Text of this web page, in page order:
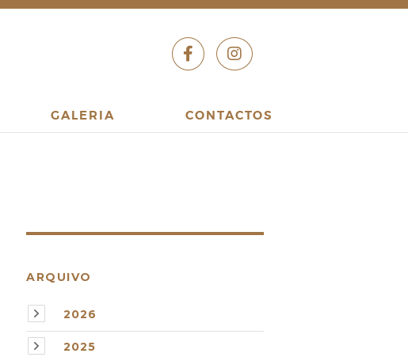
GALERIA CONTACTOS
ARQUIVO
2026
2025